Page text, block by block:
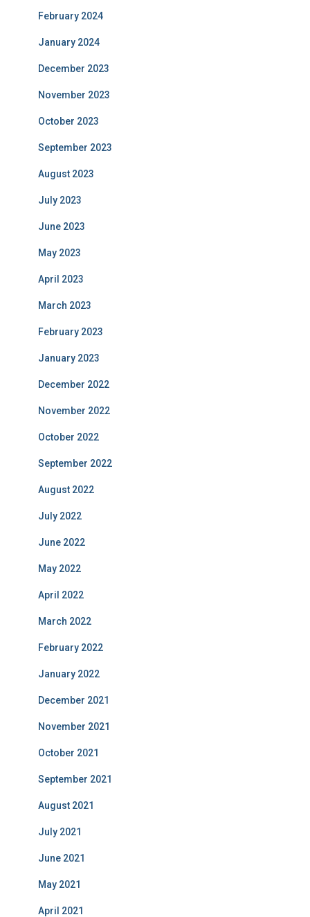
February 2024
January 2024
December 2023
November 2023
October 2023
September 2023
August 2023
July 2023
June 2023
May 2023
April 2023
March 2023
February 2023
January 2023
December 2022
November 2022
October 2022
September 2022
August 2022
July 2022
June 2022
May 2022
April 2022
March 2022
February 2022
January 2022
December 2021
November 2021
October 2021
September 2021
August 2021
July 2021
June 2021
May 2021
April 2021